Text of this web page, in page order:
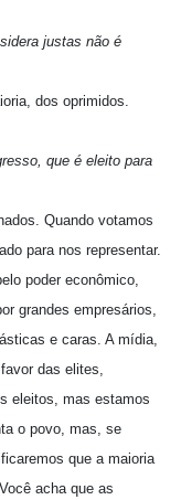
justas não é
dos oprimidos.
que é eleito para
Quando votamos
para nos representar.
poder econômico,
grandes empresários,
e caras. A mídia,
das elites,
eleitos, mas estamos
o povo, mas, se
que a maioria
acha que as